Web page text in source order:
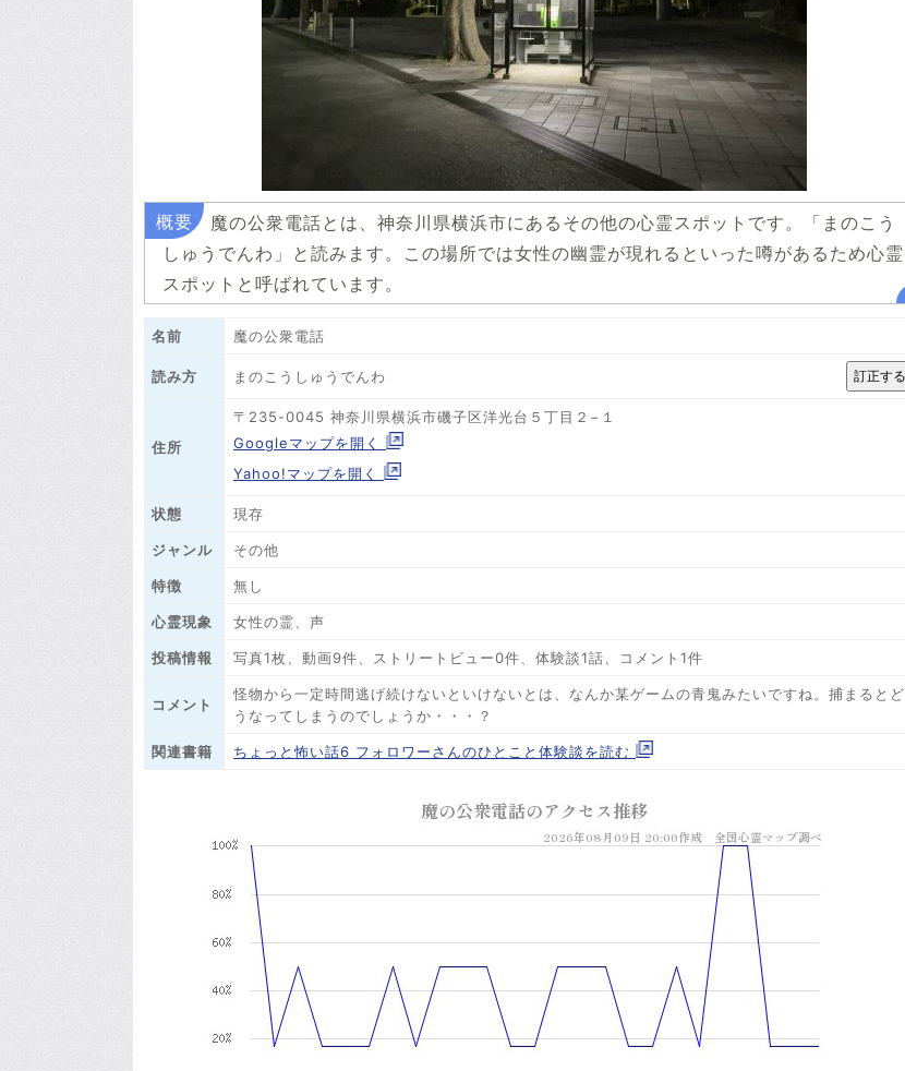
魔の公衆電話とは、神奈川県横浜市にあるその他の心霊スポットです。「まのこう
しゅうでんわ」と読みます。この場所では女性の幽霊が現れるといった噂があるため心霊
スポットと呼ばれています。
名前 魔の公衆電話
読み方 まのこうしゅうでんわ
住所
〒235-0045 神奈川県横浜市磯子区洋光台５丁目２−１
Googleマップを開く
Yahoo!マップを開く
状態 現存
ジャンル その他
特徴 無し
心霊現象 女性の霊、声
投稿情報 写真1枚、動画9件、ストリートビュー0件、体験談1話、コメント1件
コメント
怪物から一定時間逃げ続けないといけないとは、なんか某ゲームの青鬼みたいですね。捕まるとど
うなってしまうのでしょうか・・・？
関連書籍 ちょっと怖い話6 フォロワーさんのひとこと体験談を読む